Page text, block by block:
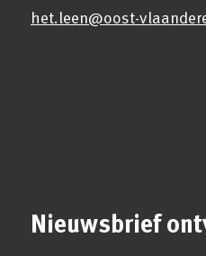
het.leen@oost-
Nieuwsbrief